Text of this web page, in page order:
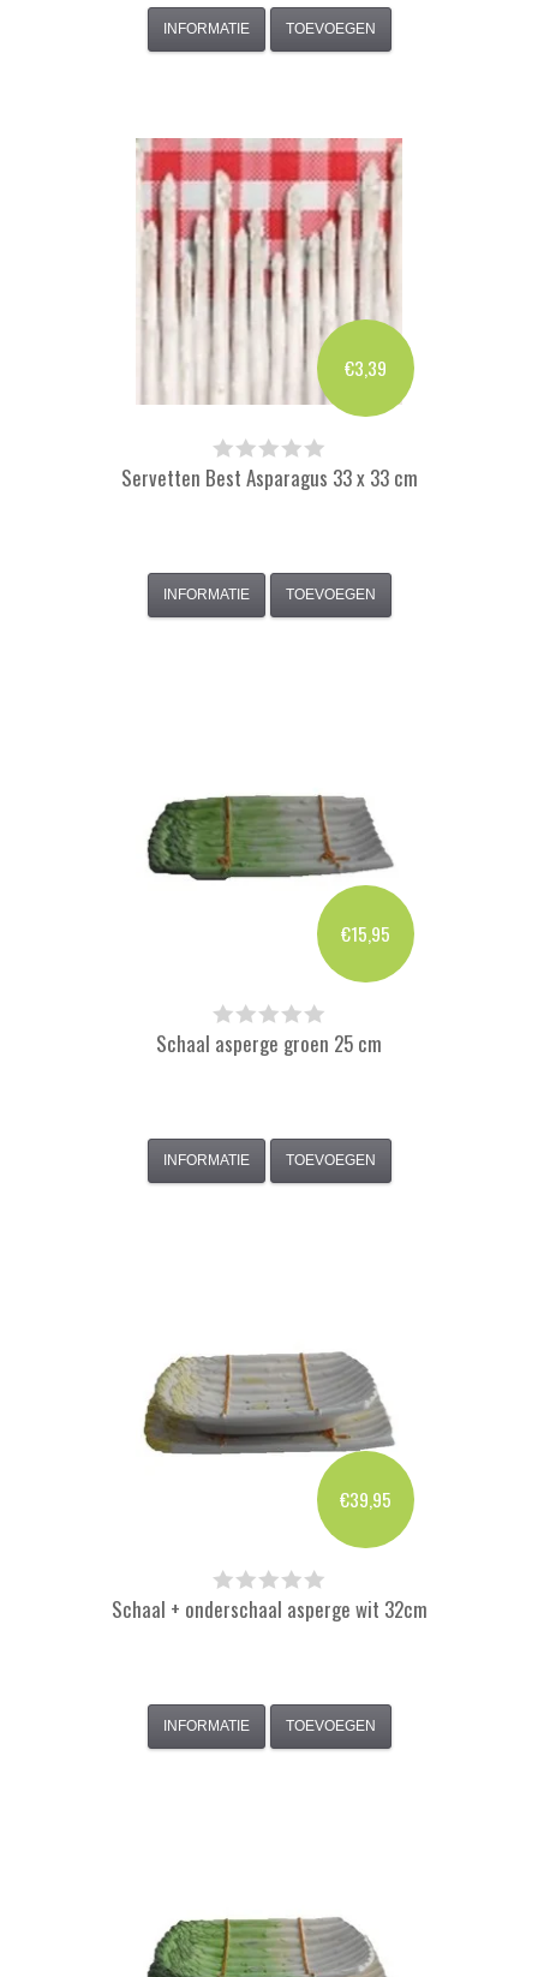
INFORMATIE TOEVOEGEN
€3,39
Servetten Best Asparagus 33 x 33 cm
INFORMATIE TOEVOEGEN
€15,95
Schaal asperge groen 25 cm
INFORMATIE TOEVOEGEN
€39,95
Schaal + onderschaal asperge wit 32cm
INFORMATIE TOEVOEGEN